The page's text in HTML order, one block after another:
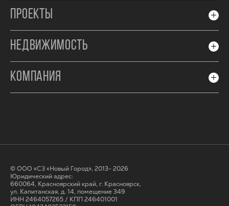
ПРОЕКТЫ
НЕДВИЖИМОСТЬ
КОМПАНИЯ
© ООО «СЗ «Новый Город», 2013- 2026
Юридический адрес:
660064, Красноярский край, г. Красноярск,
ул. Капитанская, д. 14, помещение 349
ИНН 2464057265 / КПП 246401001